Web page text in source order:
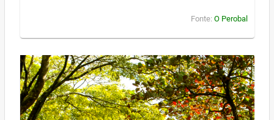
Fonte: O Perobal